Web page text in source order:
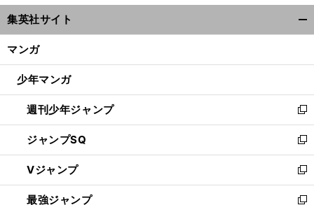
ウ
ィ
ン
ウ
開
く
集英社サイト
マンガ
少年マンガ
週刊少年ジャンプ
新
し
い
ウ
ィ
ン
ド
ジャンプSQ
新
し
い
ウ
ィ
Vジャンプ
新
し
い
最強ジャンプ